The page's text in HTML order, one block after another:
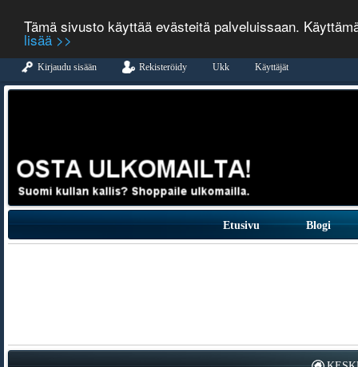
Tämä sivusto käyttää evästeitä palveluissaan.
lisää >>
Kirjaudu sisään Rekisteröidy Ukk Käyttäjät
Etusivu Blogi